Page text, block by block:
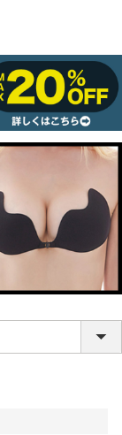
コスプレ
クリスマス
ランジェ